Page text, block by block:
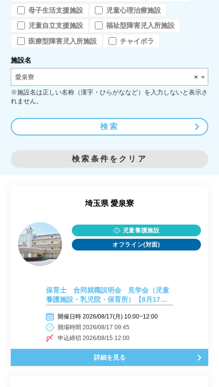
母子生活支援施設
児童心理治療施設
児童自立支援施設
福祉型障害児入所施設
医療型障害児入所施設
チャイボラ
施設名
×
愛泉寮
※施設名は正しい名称（漢字・ひらがななど）を入力しないと表示さ
れません。
検索
検索条件をクリア
埼玉県 愛泉寮
児童養護施設
オフライン(対面)
保育士 合同就職説明会 見学会（児童
養護施設・乳児院・保育所）【8月17日
開催日時 2026/08/17(月) 10:00~12:00
開場時間 2026/08/17 09:45
申込締切 2026/08/15 12:00
詳細を見る